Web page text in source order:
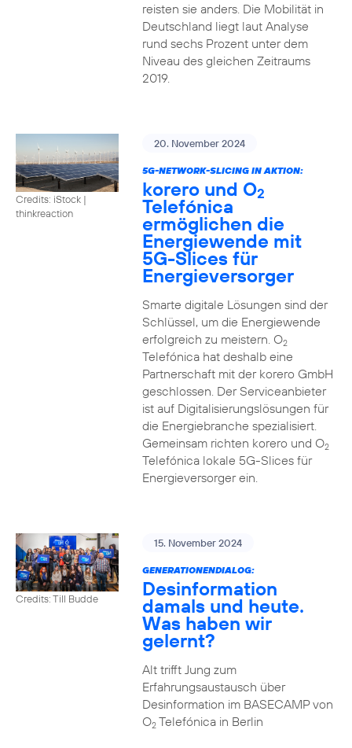
reisten sie anders. Die Mobilität in
Deutschland liegt laut Analyse
rund sechs Prozent unter dem
Niveau des gleichen Zeitraums
2019.
Credits: iStock |
thinkreaction
20. November 2024
5G-NETWORK-SLICING IN AKTION:
korero und O2
Telefónica
ermöglichen die
Energiewende mit
5G-Slices für
Energieversorger
Smarte digitale Lösungen sind der
Schlüssel, um die Energiewende
erfolgreich zu meistern. O2
Telefónica hat deshalb eine
Partnerschaft mit der korero GmbH
geschlossen. Der Serviceanbieter
ist auf Digitalisierungslösungen für
die Energiebranche spezialisiert.
Gemeinsam richten korero und O2
Telefónica lokale 5G-Slices für
Energieversorger ein.
Credits: Till Budde
15. November 2024
GENERATIONENDIALOG:
Desinformation
damals und heute.
Was haben wir
gelernt?
Alt trifft Jung zum
Erfahrungsaustausch über
Desinformation im BASECAMP von
O2Telefónica in Berlin